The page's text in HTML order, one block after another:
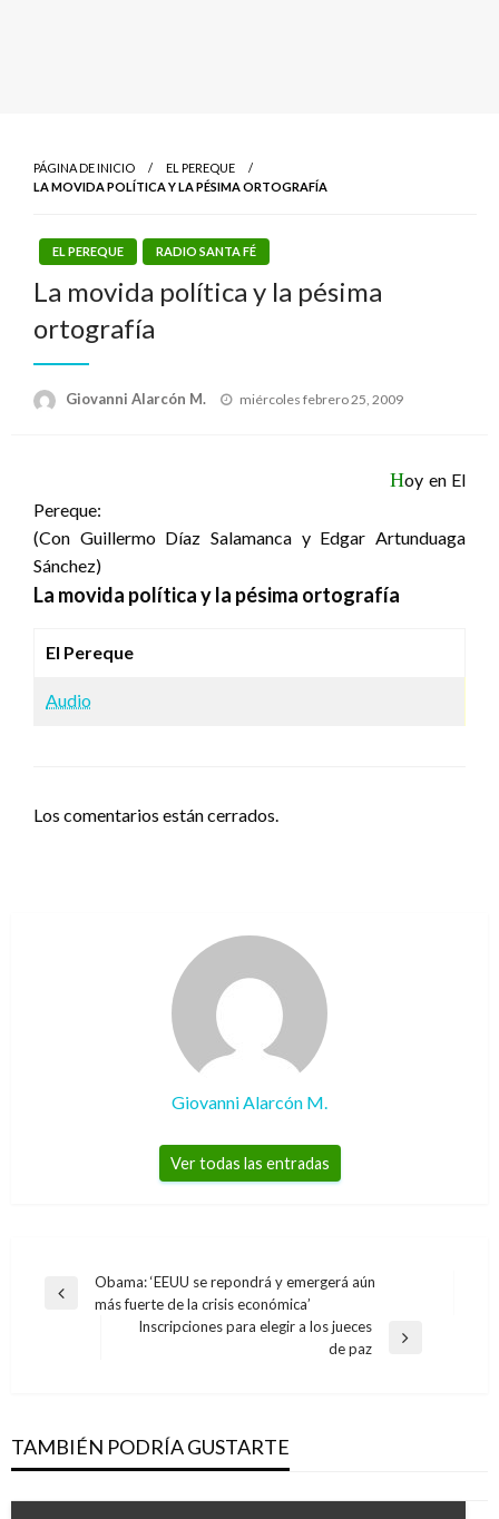
PÁGINA DE INICIO
EL PEREQUE
LA MOVIDA POLÍTICA Y LA PÉSIMA ORTOGRAFÍA
EL PEREQUE RADIO SANTA FÉ
La movida política y la pésima
ortografía
Giovanni Alarcón M.
Publicado
miércoles febrero 25, 2009
Hoy en El
Pereque:
(Con Guillermo Díaz Salamanca y Edgar Artunduaga
Sánchez)
La movida política y la pésima ortografía
El Pereque
Audio
Los comentarios están cerrados.
Giovanni Alarcón M.
Ver todas las entradas
Navegación
Entrada
Obama: ‘EEUU se repondrá y emergerá aún
más fuerte de la crisis económica’
Inscripciones para elegir a los jueces
de paz
TAMBIÉN PODRÍA GUSTARTE